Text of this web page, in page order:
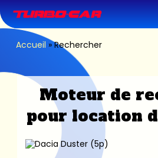
to
main
content
Accueil »Rechercher
Moteur de
pour location